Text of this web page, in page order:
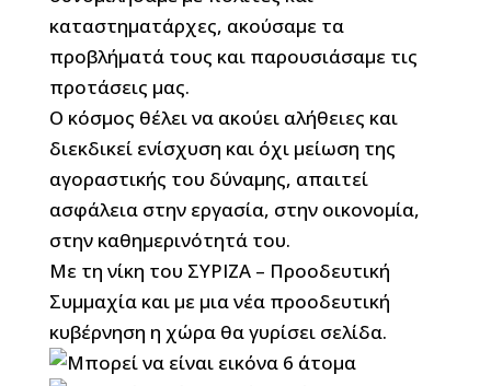
καταστηματάρχες, ακούσαμε τα
προβλήματά τους και παρουσιάσαμε τις
προτάσεις μας.
Ο κόσμος θέλει να ακούει αλήθειες και
διεκδικεί ενίσχυση και όχι μείωση της
αγοραστικής του δύναμης, απαιτεί
ασφάλεια στην εργασία, στην οικονομία,
στην καθημερινότητά του.
Με τη νίκη του ΣΥΡΙΖΑ – Προοδευτική
Συμμαχία και με μια νέα προοδευτική
κυβέρνηση η χώρα θα γυρίσει σελίδα.